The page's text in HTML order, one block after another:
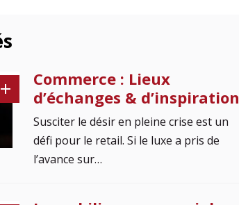
Commerce : Lieux
d’échanges & d’inspiration
Susciter le désir en pleine crise est un
défi pour le retail. Si le luxe a pris de
l’avance sur…